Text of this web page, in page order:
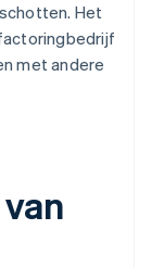
Het
met andere